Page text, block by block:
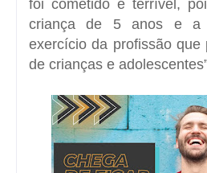
foi cometido é terrível,
criança de 5 anos e a
exercício da profissão que
de crianças e